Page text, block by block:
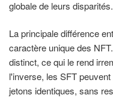
globale de leurs disparités.
La principale différence
caractère unique des
distinct, ce qui le rend
l'inverse, les SFT
jetons identiques, sans